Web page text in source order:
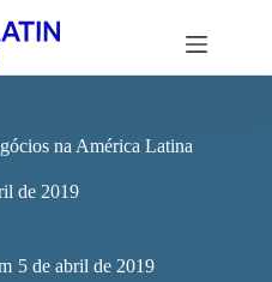
na América Latina
de 2019
5 de abril de 2019